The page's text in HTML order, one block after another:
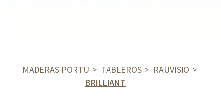
MADERAS PORTU TABLEROS
RAUVISIO
BRILLIANT